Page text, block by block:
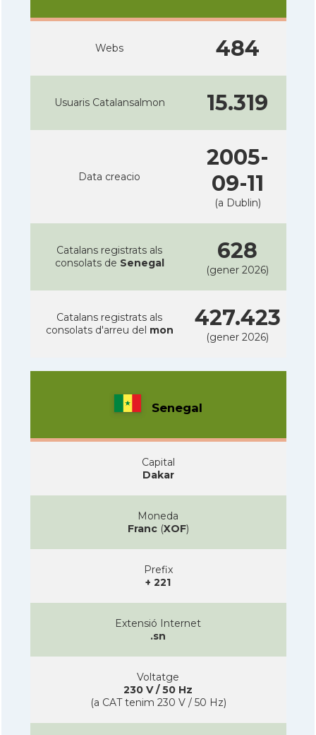
Webs 484
Usuaris Catalansalmon 15.319
Data creacio
2005-
09-11
(a Dublin)
Catalans registrats als
consolats de Senegal 628
(gener 2026)
Catalans registrats als
consolats d'arreu del mon 427.423
(gener 2026)
Senegal
Capital
Dakar
Moneda
Franc(XOF)
Prefix
+ 221
Extensió Internet
.sn
Voltatge
230 V / 50 Hz
(a CAT tenim 230 V / 50 Hz)